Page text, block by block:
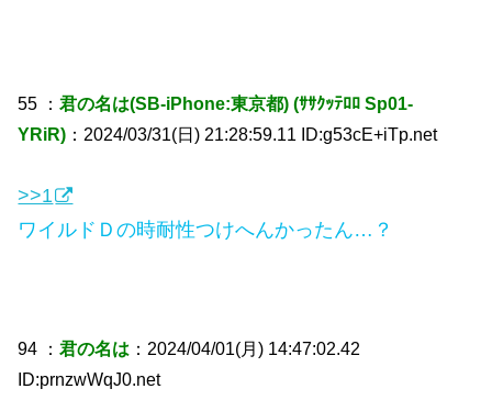
55 ：君の名は(SB-iPhone:東京都) (ｻｻｸｯﾃﾛﾛ Sp01-
YRiR) ：2024/03/31(日) 21:28:59.11 ID:g53cE+iTp.net
>>1
ワイルドＤの時耐性つけへんかったん…？
94 ：君の名は ：2024/04/01(月) 14:47:02.42
ID:prnzwWqJ0.net